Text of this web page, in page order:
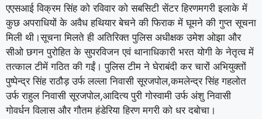
एएसआई विक्रम सिंह को रविवार को सबसिटी सेंटर हिरणमगरी इलाके में
कुछ अपराधियों के अवैध हथियार बेचने की फिराक में घूमने की गुप्त सूचना
मिली थी।सूचना मिलते ही अतिरिक्त पुलिस अधीक्षक उमेश ओझा और
सीओ छगन पुरोहित के सुपरविजन एवं थानाधिकारी भरत योगी के नेतृत्व में
तत्काल टीमें गठित की गईं। पुलिस टीम ने घेराबंदी कर चारों अभियुक्तों
पुष्पेन्द्र सिंह राठौड़ उर्फ लल्ला निवासी सूरजपोल,कमलेन्द्र सिंह गहलोत
उर्फ राहुल निवासी सूरजपोल,आदित्य पुरी गोस्वामी उर्फ अंशु निवासी
गोवर्धन विलास और गौतम हंडेरिया हिरण मगरी को धर दबोचा।